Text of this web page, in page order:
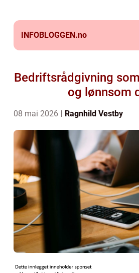
INFOBLOGGEN.no
Bedriftsrådgivning
og lønnsom
08 mai 2026 Ragnhild Vestby